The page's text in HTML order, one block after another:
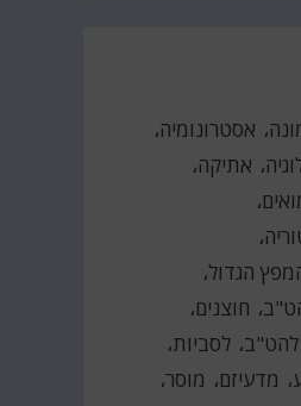
אסטרונומיה
אתיקה
הגדול
חוצנים
להט"ב לסביות
מדעיזם
מוסר